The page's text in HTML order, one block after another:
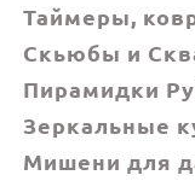
Таймеры,
Скьюбы и
Пирамидки
Зеркальные
Мишени для